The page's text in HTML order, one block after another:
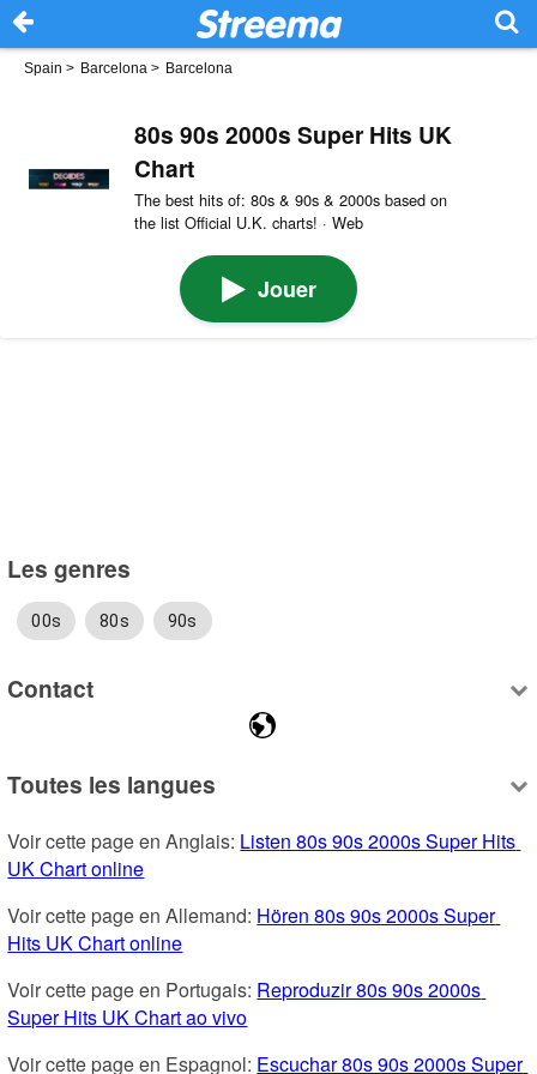
Spain > Barcelona > Barcelona
80s 90s 2000s Super Hits UK
Chart
The best hits of: 80s & 90s & 2000s based on
the list Official U.K. charts! · Web
Jouer
Les genres
00s 80s 90s
Contact
Toutes les langues
Voir cette page en Anglais: Listen 80s 90s 2000s Super Hits
UK Chart online
Voir cette page en Allemand: Hören 80s 90s 2000s Super
Hits UK Chart online
Voir cette page en Portugais: Reproduzir 80s 90s 2000s
Super Hits UK Chart ao vivo
Voir cette page en Espagnol: Escuchar 80s 90s 2000s Super